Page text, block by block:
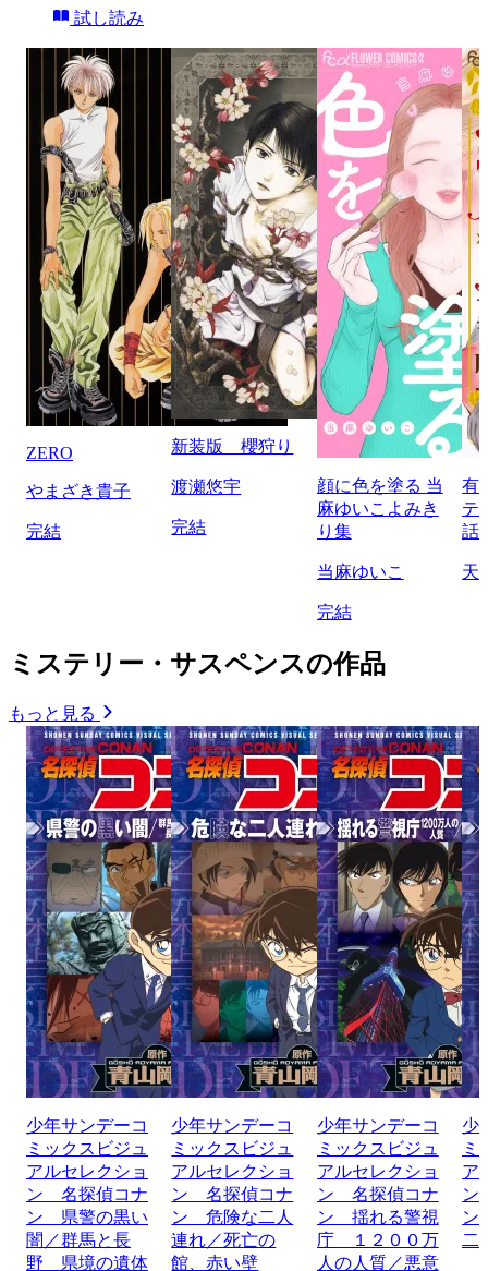
試し読み
ZERO
やまざき貴子
完結
新装版 櫻狩り
渡瀬悠宇
完結
顔に色を塗る 当
麻ゆいこよみき
り集
当麻ゆいこ
完結
有
テ
話
天
ミステリー・サスペンスの作品
もっと見る
少年サンデーコ
ミックスビジュ
アルセレクショ
ン 名探偵コナ
ン 県警の黒い
闇／群馬と長
野 県境の遺体
少年サンデーコ
ミックスビジュ
アルセレクショ
ン 名探偵コナ
ン 危険な二人
連れ／死亡の
館、赤い壁
少年サンデーコ
ミックスビジュ
アルセレクショ
ン 名探偵コナ
ン 揺れる警視
庁 １２００万
人の人質／悪意
少
ミ
ア
ン
ン
二